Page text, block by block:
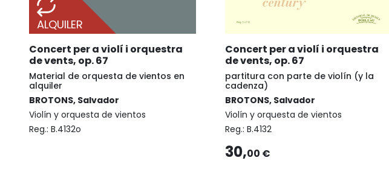
ALQUILER
Concert per a violí i orquestra
de vents, op. 67
Material de orquesta de vientos en
alquiler
BROTONS, Salvador
Violín y orquesta de vientos
Reg.: B.4132o
Concert per a violí i orquestra
de vents, op. 67
partitura con parte de violín (y la
cadenza)
BROTONS, Salvador
Violín y orquesta de vientos
Reg.: B.4132
30,00 €